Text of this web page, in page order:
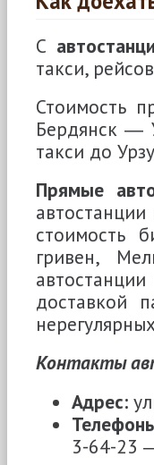
С
такси,
Стоимость
Бердянск ―
такси до
Прямые
стоимость
гривен,
доставкой
Контакты
Адрес:
3-64-23